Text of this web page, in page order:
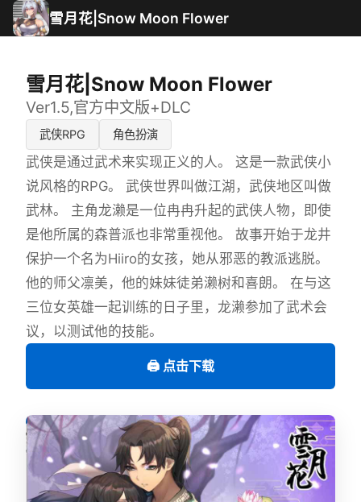
雪月花|Snow Moon Flower
雪月花|Snow Moon Flower
Ver1.5,官方中文版+DLC
武侠RPG 角色扮演
武侠是通过武术来实现正义的人。 这是一款武侠小
说风格的RPG。 武侠世界叫做江湖，武侠地区叫做
武林。 主角龙濑是一位冉冉升起的武侠人物，即使
是他所属的森普派也非常重视他。 故事开始于龙井
保护一个名为Hiiro的女孩，她从邪恶的教派逃脱。
他的师父凛美，他的妹妹徒弟濑树和喜朗。 在与这
三位女英雄一起训练的日子里，龙濑参加了武术会
议，以测试他的技能。
🖨️ 点击下载